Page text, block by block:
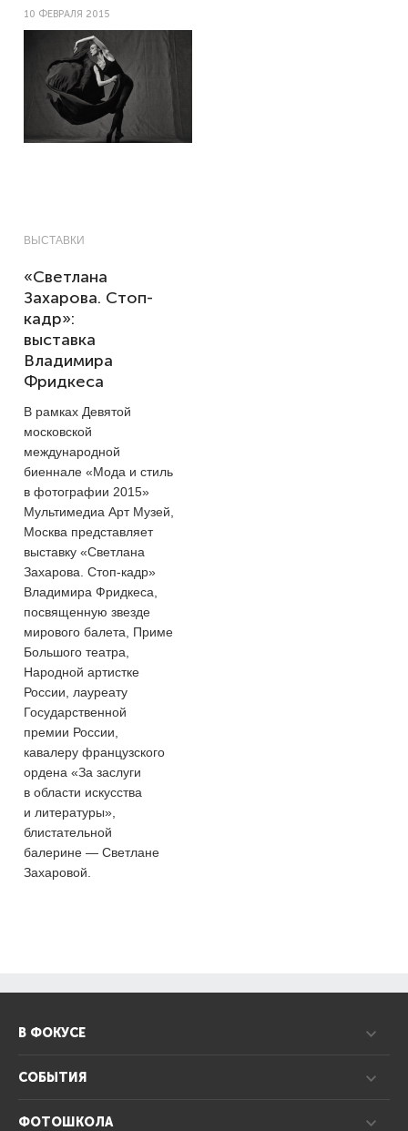
10 ФЕВРАЛЯ 2015
ВЫСТАВКИ
«Светлана
Захарова. Стоп-
кадр»:
выставка
Владимира
Фридкеса
В рамках Девятой
московской
международной
биеннале «Мода и стиль
в фотографии 2015»
Мультимедиа Арт Музей,
Москва представляет
выставку «Светлана
Захарова. Стоп-кадр»
Владимира Фридкеса,
посвященную звезде
мирового балета, Приме
Большого театра,
Народной артистке
России, лауреату
Государственной
премии России,
кавалеру французского
ордена «За заслуги
в области искусства
и литературы»,
блистательной
балерине — Светлане
Захаровой.
В ФОКУСЕ
СОБЫТИЯ
ФОТОШКОЛА